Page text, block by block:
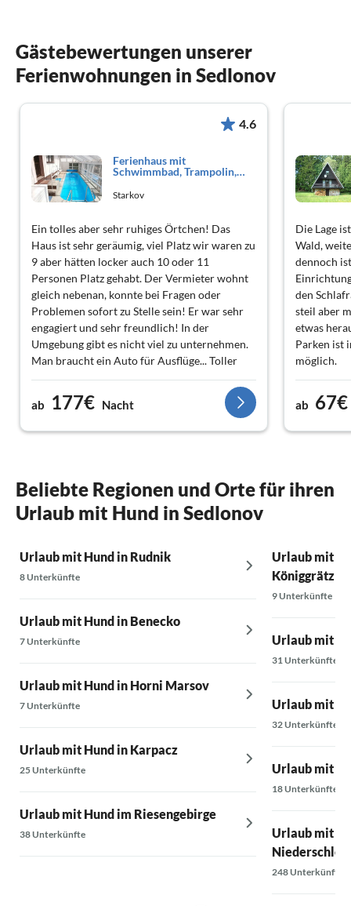
Gästebewertungen unserer
Ferienwohnungen in Sedlonov
4.6
Ferienhaus mit
Schwimmbad, Trampolin,
Starkov
Ein tolles aber sehr ruhiges Örtchen! Das
Haus ist sehr geräumig, viel Platz wir waren zu
9 aber hätten locker auch 10 oder 11
Personen Platz gehabt. Der Vermieter wohnt
gleich nebenan, konnte bei Fragen oder
Problemen sofort zu Stelle sein! Er war sehr
engagiert und sehr freundlich! In der
Umgebung gibt es nicht viel zu unternehmen.
Man braucht ein Auto für Ausflüge... Toller
Entspannungsurlaub!
ab 177€ Nacht
Die Lage
Wald,
dennoch
den
steil aber
etwas
Parken ist
möglich.
ab 67€
Beliebte Regionen und Orte für ihren
Urlaub mit Hund in Sedlonov
Urlaub mit Hund in Rudnik
8 Unterkünfte
Urlaub mit Hund in Benecko
7 Unterkünfte
Urlaub mit Hund in Horni Marsov
7 Unterkünfte
Urlaub mit Hund in Karpacz
25 Unterkünfte
Urlaub mit Hund im Riesengebirge
38 Unterkünfte
Urlaub mit
Königgrätz
9 Unterkünfte
Urlaub mit
31 Unterkünfte
Urlaub mit
32 Unterkünfte
Urlaub mit
18 Unterkünfte
Urlaub mit
248 Unterkünfte